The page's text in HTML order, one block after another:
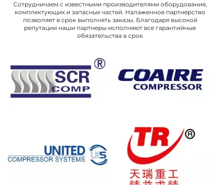
Сотрудничаем с известными производителями оборудования,
комплектующих и запасных частей. Налаженное партнерство
позволяет в срок выполнять заказы. Благодаря высокой
репутации наши партнеры исполняют все гарантийные
обязательства в срок